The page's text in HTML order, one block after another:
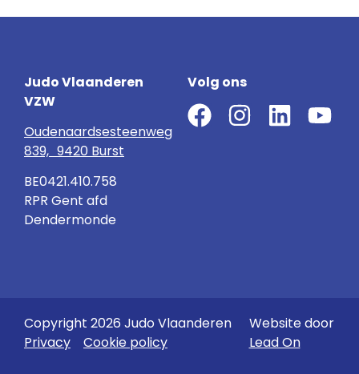
Judo Vlaanderen
VZW
Oudenaardsesteenweg
839, 9420 Burst
BE0421.410.758
RPR Gent afd
Dendermonde
Volg ons
Copyright 2026 Judo Vlaanderen
Privacy
Cookie policy
Website door
Lead On